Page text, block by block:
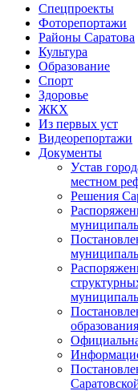
Спецпроекты
Фоторепортажи
Районы Саратова
Культура
Образование
Спорт
Здоровье
ЖКХ
Из пеpвых уст
Видеорепортажи
Документы
Уcтав
местном
Решения